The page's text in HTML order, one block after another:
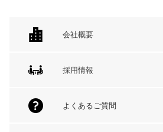
会社概要
採用情報
よくあるご質問